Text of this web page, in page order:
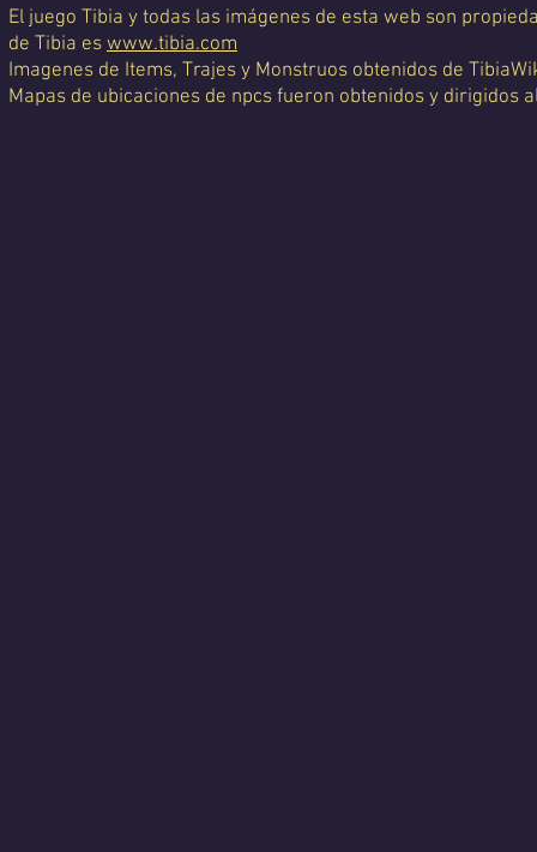
El juego Tibia y todas las imágenes de esta web son
de Tibia es www.tibia.com
Imagenes de Items, Trajes y Monstruos obtenidos de
Mapas de ubicaciones de npcs fueron obtenidos y dirigidos